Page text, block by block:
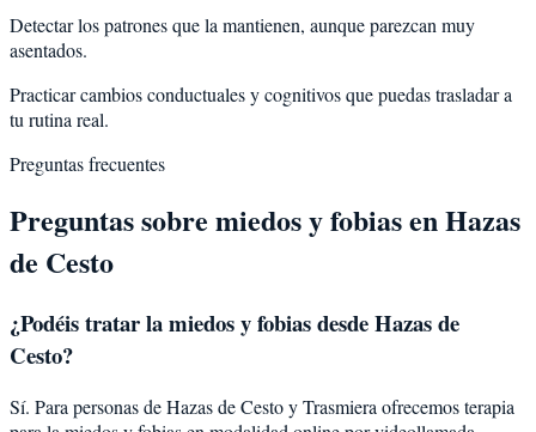
Detectar los patrones que la mantienen, aunque parezcan muy
asentados.
Practicar cambios conductuales y cognitivos que puedas trasladar a
tu rutina real.
Preguntas frecuentes
Preguntas sobre miedos y fobiasenHazas
de Cesto
¿Podéis tratar lamiedos y fobiasdesdeHazas de
Cesto?
Sí. Para personas de Hazas de Cesto y Trasmiera ofrecemos terapia